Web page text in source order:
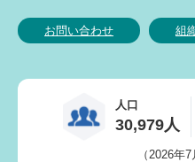
お問い合わせ 組
人口
30,979人
（2026年